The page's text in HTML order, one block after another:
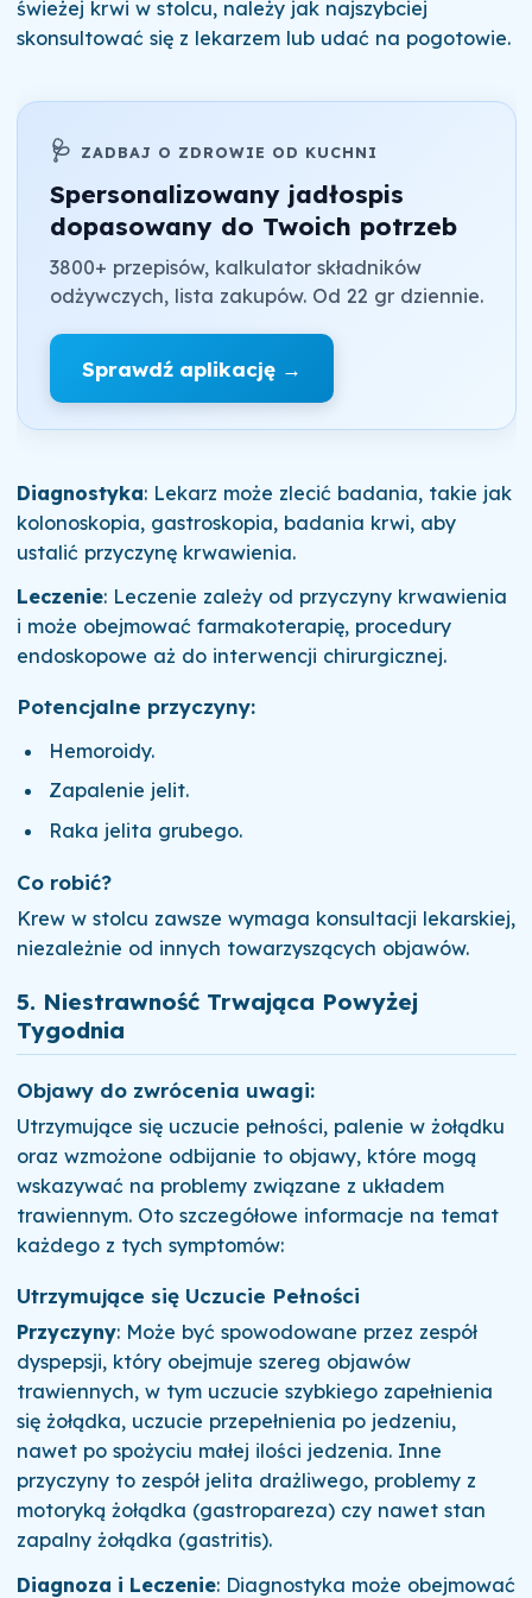
świeżej krwi w stolcu, należy jak najszybciej
skonsultować się z lekarzem lub udać na pogotowie.
🩺 ZADBAJ O ZDROWIE OD KUCHNI
Spersonalizowany jadłospis
dopasowany do Twoich potrzeb
3800+ przepisów, kalkulator składników
odżywczych, lista zakupów. Od 22 gr dziennie.
Sprawdź aplikację →
Diagnostyka: Lekarz może zlecić badania, takie jak
kolonoskopia, gastroskopia, badania krwi, aby
ustalić przyczynę krwawienia.
Leczenie: Leczenie zależy od przyczyny krwawienia
i może obejmować farmakoterapię, procedury
endoskopowe aż do interwencji chirurgicznej.
Potencjalne przyczyny:
Hemoroidy.
Zapalenie jelit.
Raka jelita grubego.
Co robić?
Krew w stolcu zawsze wymaga konsultacji lekarskiej,
niezależnie od innych towarzyszących objawów.
5. Niestrawność Trwająca Powyżej
Tygodnia
Objawy do zwrócenia uwagi:
Utrzymujące się uczucie pełności, palenie w żołądku
oraz wzmożone odbijanie to objawy, które mogą
wskazywać na problemy związane z układem
trawiennym. Oto szczegółowe informacje na temat
każdego z tych symptomów:
Utrzymujące się Uczucie Pełności
Przyczyny: Może być spowodowane przez zespół
dyspepsji, który obejmuje szereg objawów
trawiennych, w tym uczucie szybkiego zapełnienia
się żołądka, uczucie przepełnienia po jedzeniu,
nawet po spożyciu małej ilości jedzenia. Inne
przyczyny to zespół jelita drażliwego, problemy z
motoryką żołądka (gastropareza) czy nawet stan
zapalny żołądka (gastritis).
Diagnoza i Leczenie: Diagnostyka może obejmować